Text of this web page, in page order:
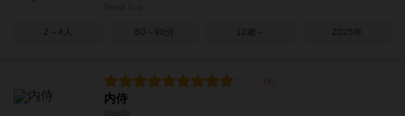
2～4人 60～90分 12歳～ 2025年
内侍